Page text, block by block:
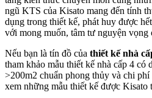
ngũ KTS của Kisato mang đến tính
dụng trong thiết kế, phát huy được
với mong muốn, tâm tư nguyện vọng
Nếu bạn là tín đồ của thiết kế nhà
tham khảo mẫu thiết kế nhà cấp 4 có
>200m2 chuẩn phong thủy và chi
xem những mẫu thiết kế được Kisato